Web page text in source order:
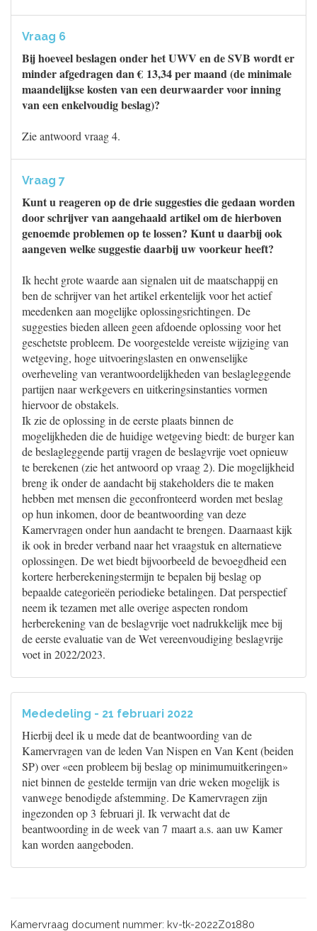
Vraag 6
Bij hoeveel beslagen onder het UWV en de SVB wordt er
minder afgedragen dan € 13,34 per maand (de minimale
maandelijkse kosten van een deurwaarder voor inning
van een enkelvoudig beslag)?
Zie antwoord vraag 4.
Vraag 7
Kunt u reageren op de drie suggesties die gedaan worden
door schrijver van aangehaald artikel om de hierboven
genoemde problemen op te lossen? Kunt u daarbij ook
aangeven welke suggestie daarbij uw voorkeur heeft?
Ik hecht grote waarde aan signalen uit de maatschappij en
ben de schrijver van het artikel erkentelijk voor het actief
meedenken aan mogelijke oplossingsrichtingen. De
suggesties bieden alleen geen afdoende oplossing voor het
geschetste probleem. De voorgestelde vereiste wijziging van
wetgeving, hoge uitvoeringslasten en onwenselijke
overheveling van verantwoordelijkheden van beslagleggende
partijen naar werkgevers en uitkeringsinstanties vormen
hiervoor de obstakels.
Ik zie de oplossing in de eerste plaats binnen de
mogelijkheden die de huidige wetgeving biedt: de burger kan
de beslagleggende partij vragen de beslagvrije voet opnieuw
te berekenen (zie het antwoord op vraag 2). Die mogelijkheid
breng ik onder de aandacht bij stakeholders die te maken
hebben met mensen die geconfronteerd worden met beslag
op hun inkomen, door de beantwoording van deze
Kamervragen onder hun aandacht te brengen. Daarnaast kijk
ik ook in breder verband naar het vraagstuk en alternatieve
oplossingen. De wet biedt bijvoorbeeld de bevoegdheid een
kortere herberekeningstermijn te bepalen bij beslag op
bepaalde categorieën periodieke betalingen. Dat perspectief
neem ik tezamen met alle overige aspecten rondom
herberekening van de beslagvrije voet nadrukkelijk mee bij
de eerste evaluatie van de Wet vereenvoudiging beslagvrije
voet in 2022/2023.
Mededeling - 21 februari 2022
Hierbij deel ik u mede dat de beantwoording van de
Kamervragen van de leden Van Nispen en Van Kent (beiden
SP) over «een probleem bij beslag op minimumuitkeringen»
niet binnen de gestelde termijn van drie weken mogelijk is
vanwege benodigde afstemming. De Kamervragen zijn
ingezonden op 3 februari jl. Ik verwacht dat de
beantwoording in de week van 7 maart a.s. aan uw Kamer
kan worden aangeboden.
Kamervraag document nummer: kv-tk-2022Z01880